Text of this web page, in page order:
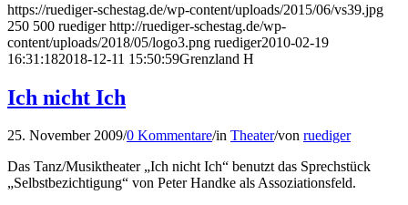
https://ruediger-schestag.de/wp-content/uploads/2015/06/vs39.jpg
250 500 ruediger http://ruediger-schestag.de/wp-
content/uploads/2018/05/logo3.png ruediger2010-02-19
16:31:182018-12-11 15:50:59Grenzland H
Ich nicht Ich
25. November 2009/0 Kommentare/in Theater/von ruediger
Das Tanz/Musiktheater „Ich nicht Ich“ benutzt das Sprechstück
„Selbstbezichtigung“ von Peter Handke als Assoziationsfeld.